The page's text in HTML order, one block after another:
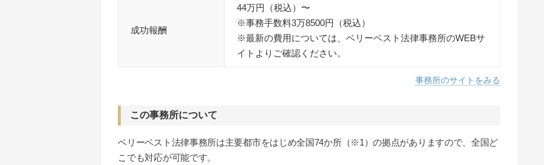
成功報酬
44万円（税込）〜
※事務手数料3万8500円（税込）
※最新の費用については、ベリーベスト法律事務所のWEBサ
イトよりご確認ください。
事務所のサイトをみる
この事務所について
ベリーベスト法律事務所は主要都市をはじめ全国74か所（※1）の拠点がありますので、全国ど
こでも対応が可能です。